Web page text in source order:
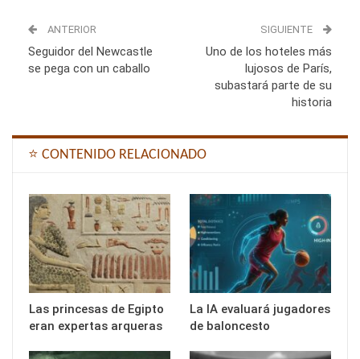
ANTERIOR
Seguidor del Newcastle
se pega con un caballo
SIGUIENTE
Uno de los hoteles más
lujosos de París,
subastará parte de su
historia
⭐ CONTENIDO RELACIONADO
Las princesas de Egipto
eran expertas arqueras
La IA evaluará jugadores
de baloncesto